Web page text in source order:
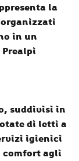
la
in un
suddivisi in
di letti a
igienici
comfort agli